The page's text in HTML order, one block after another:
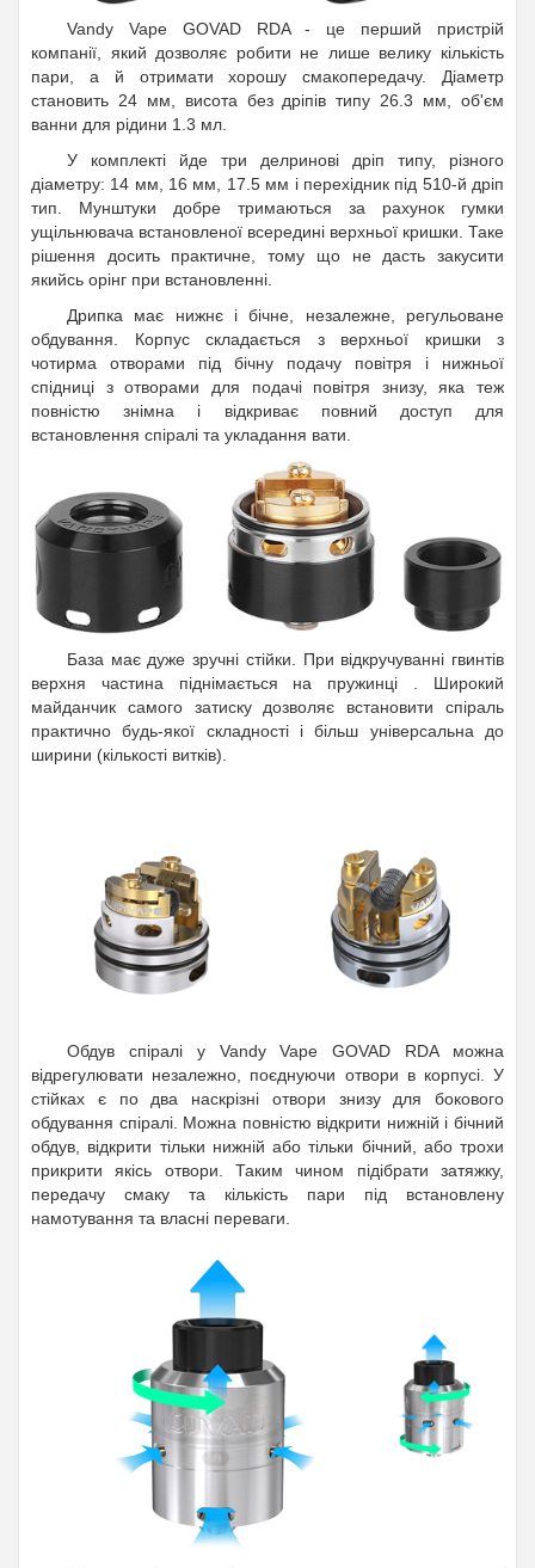
Vandy Vape GOVAD RDA - це перший пристрій
компанії, який дозволяє робити не лише велику кількість
пари, а й отримати хорошу смакопередачу. Діаметр
становить 24 мм, висота без дріпів типу 26.3 мм, об'єм
ванни для рідини 1.3 мл.
У комплекті йде три делринові дріп типу, різного
діаметру: 14 мм, 16 мм, 17.5 мм і перехідник під 510-й дріп
тип. Мунштуки добре тримаються за рахунок гумки
ущільнювача встановленої всередині верхньої кришки. Таке
рішення досить практичне, тому що не дасть закусити
якийсь орінг при встановленні.
Дрипка має нижнє і бічне, незалежне, регульоване
обдування. Корпус складається з верхньої кришки з
чотирма отворами під бічну подачу повітря і нижньої
спідниці з отворами для подачі повітря знизу, яка теж
повністю знімна і відкриває повний доступ для
встановлення спіралі та укладання вати.
База має дуже зручні стійки. При відкручуванні гвинтів
верхня частина піднімається на пружинці
. Широкий
майданчик самого затиску дозволяє встановити спіраль
практично будь-якої складності і більш універсальна до
ширини (кількості витків).
Обдув спіралі у Vandy Vape GOVAD RDA можна
відрегулювати незалежно, поєднуючи отвори в корпусі. У
стійках є по два наскрізні отвори знизу для бокового
обдування спіралі. Можна повністю відкрити нижній і бічний
обдув, відкрити тільки нижній або тільки бічний, або трохи
прикрити якісь отвори. Таким чином підібрати затяжку,
передачу смаку та кількість пари під встановлену
намотування та власні переваги.